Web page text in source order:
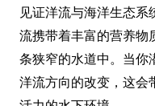
见证洋流与海洋生态
流携带着丰富的营养物
条狭窄的水道中。当你
洋流方向的改变，这会